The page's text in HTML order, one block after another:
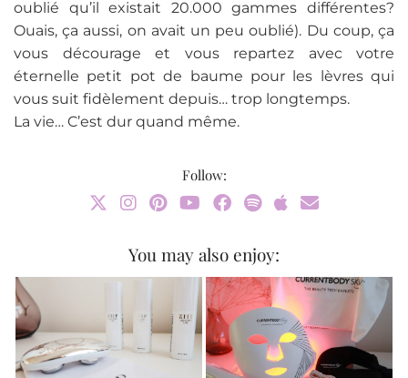
oublié qu’il existait 20.000 gammes différentes?
Ouais, ça aussi, on avait un peu oublié). Du coup, ça
vous décourage et vous repartez avec votre
éternelle petit pot de baume pour les lèvres qui
vous suit fidèlement depuis… trop longtemps.
La vie… C’est dur quand même.
Follow:
You may also enjoy: